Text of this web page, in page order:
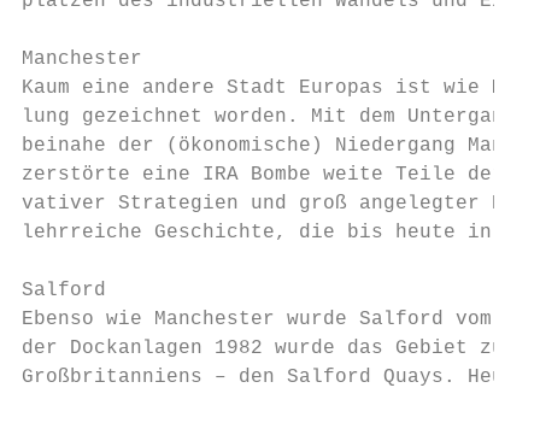
Manchester
Kaum eine andere Stadt Europas ist wie
lung gezeichnet worden. Mit dem
beinahe der (ökonomische) Niedergang
zerstörte eine IRA Bombe weite Teile der
vativer Strategien und groß angelegter
lehrreiche Geschichte, die bis heute in
Salford
Ebenso wie Manchester wurde Salford vom
der Dockanlagen 1982 wurde das Gebiet zu
Großbritanniens – den Salford Quays.